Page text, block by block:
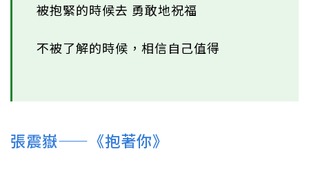
被抱緊的時候去 勇敢地祝福
不被了解的時候，相信自己值得
張震嶽——《抱著你》